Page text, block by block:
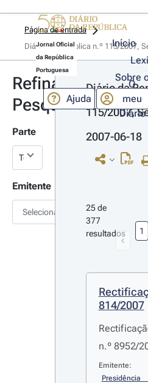
Jornal Oficial
da República
Portuguesa
Início
Sobre
Ajuda
O
meu
Diário
Página de entrada
Diário da República n.º 115/2007,
Refinar
Pesquisa
Parte
Emitente
Selecionar
Diário da
115/2007,
2007-06-18
25 de
377
resultados
1
814/2007
n.º 8952/
Emitente: